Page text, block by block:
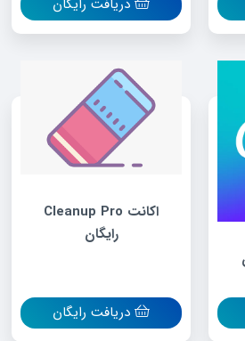
دریافت رایگان
اکانت Cleanup Pro
رایگان
دریافت رایگان